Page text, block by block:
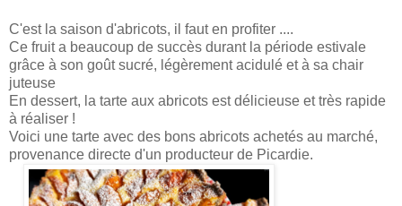
C'est la saison d'abricots, il faut en profiter ....
Ce fruit a beaucoup de succès durant la période estivale
grâce à son goût sucré, légèrement acidulé et à sa chair
juteuse
En dessert, la tarte aux abricots est délicieuse et très rapide
à réaliser !
Voici une tarte avec des bons abricots achetés au marché,
provenance directe d'un producteur de Picardie.